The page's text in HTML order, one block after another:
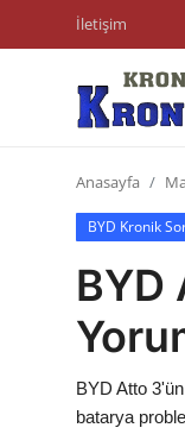
İletişim
Trafik & Cezalar
Sigorta & Kasko
Vergi & ÖTV &
Anasayfa
BYD Kronik
BYD
BYD Atto
batarya